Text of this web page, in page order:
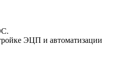
ЭЦП и автоматизации